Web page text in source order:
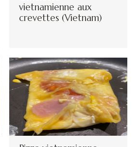
vietnamienne aux
crevettes (Vietnam)